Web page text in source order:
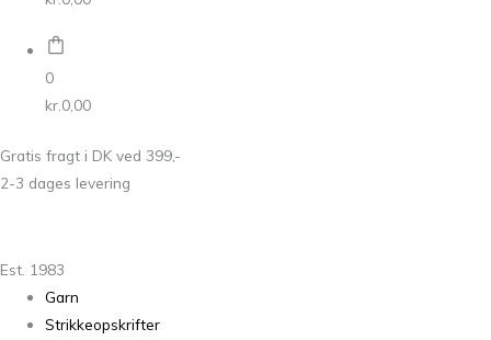
0
kr. 0,00
Gratis fragt i DK ved 399,-
2-3 dages levering
Est. 1983
Garn
Strikkeopskrifter